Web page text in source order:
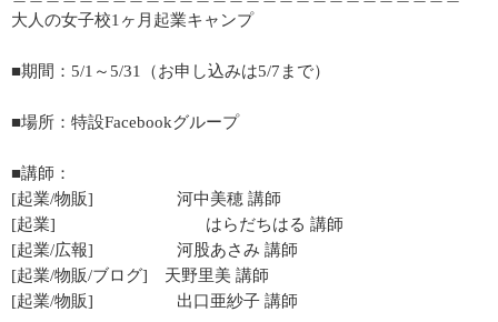
大人の女子校1ヶ月起業キャンプ
■期間：5/1～5/31（お申し込みは5/7まで）
■場所：特設Facebookグループ
■講師：
[起業/物販] 河中美穂 講師
[起業] はらだちはる 講師
[起業/広報] 河股あさみ 講師
[起業/物販/ブログ] 天野里美 講師
[起業/物販] 出口亜紗子 講師